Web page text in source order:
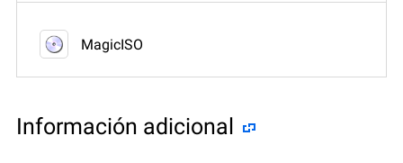
MagicISO
Información adicional